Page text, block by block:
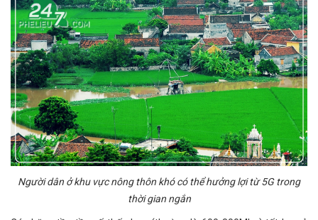
Người dân ở khu vực nông thôn khó có thể hưởng lợi từ 5G trong
thời gian ngắn